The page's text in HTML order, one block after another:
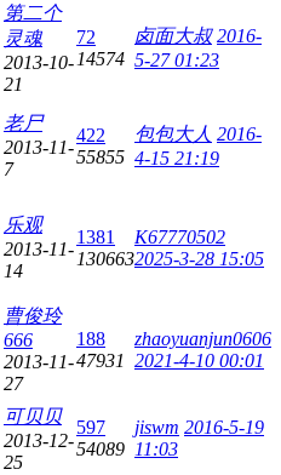
第二个
灵魂
2013-10-
21
72
14574
卤面大叔 2016-
5-27 01:23
老尸
2013-11-
7
422
55855
包包大人 2016-
4-15 21:19
乐观
2013-11-
14
1381
130663
K67770502
2025-3-28 15:05
曹俊玲
666
2013-11-
27
188
47931
zhaoyuanjun0606
2021-4-10 00:01
可贝贝
2013-12-
25
597
54089
jiswm 2016-5-19
11:03